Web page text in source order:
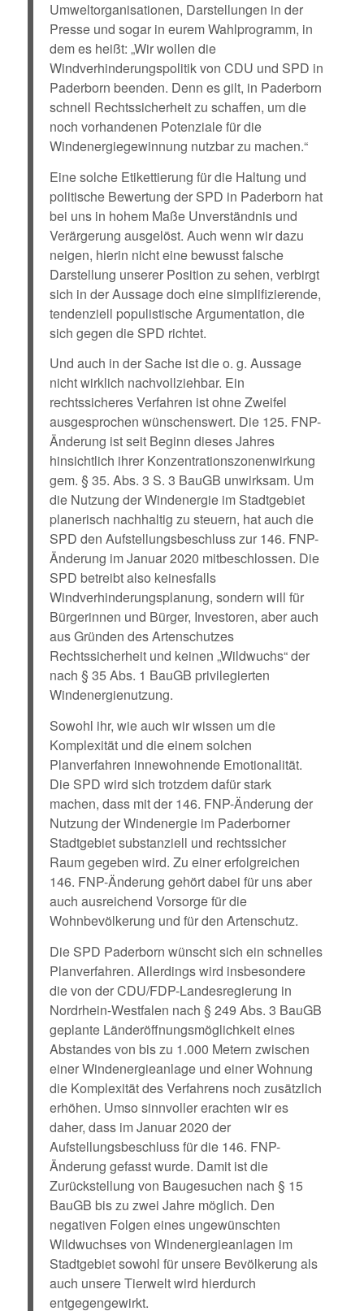
Umweltorganisationen, Darstellungen in der
Presse und sogar in eurem Wahlprogramm, in
dem es heißt: „Wir wollen die
Windverhinderungspolitik von CDU und SPD in
Paderborn beenden. Denn es gilt, in Paderborn
schnell Rechtssicherheit zu schaffen, um die
noch vorhandenen Potenziale für die
Windenergiegewinnung nutzbar zu machen.“
Eine solche Etikettierung für die Haltung und
politische Bewertung der SPD in Paderborn hat
bei uns in hohem Maße Unverständnis und
Verärgerung ausgelöst. Auch wenn wir dazu
neigen, hierin nicht eine bewusst falsche
Darstellung unserer Position zu sehen, verbirgt
sich in der Aussage doch eine simplifizierende,
tendenziell populistische Argumentation, die
sich gegen die SPD richtet.
Und auch in der Sache ist die o. g. Aussage
nicht wirklich nachvollziehbar. Ein
rechtssicheres Verfahren ist ohne Zweifel
ausgesprochen wünschenswert. Die 125. FNP-
Änderung ist seit Beginn dieses Jahres
hinsichtlich ihrer Konzentrationszonenwirkung
gem. § 35. Abs. 3 S. 3 BauGB unwirksam. Um
die Nutzung der Windenergie im Stadtgebiet
planerisch nachhaltig zu steuern, hat auch die
SPD den Aufstellungsbeschluss zur 146. FNP-
Änderung im Januar 2020 mitbeschlossen. Die
SPD betreibt also keinesfalls
Windverhinderungsplanung, sondern will für
Bürgerinnen und Bürger, Investoren, aber auch
aus Gründen des Artenschutzes
Rechtssicherheit und keinen „Wildwuchs“ der
nach § 35 Abs. 1 BauGB privilegierten
Windenergienutzung.
Sowohl ihr, wie auch wir wissen um die
Komplexität und die einem solchen
Planverfahren innewohnende Emotionalität.
Die SPD wird sich trotzdem dafür stark
machen, dass mit der 146. FNP-Änderung der
Nutzung der Windenergie im Paderborner
Stadtgebiet substanziell und rechtssicher
Raum gegeben wird. Zu einer erfolgreichen
146. FNP-Änderung gehört dabei für uns aber
auch ausreichend Vorsorge für die
Wohnbevölkerung und für den Artenschutz.
Die SPD Paderborn wünscht sich ein schnelles
Planverfahren. Allerdings wird insbesondere
die von der CDU/FDP-Landesregierung in
Nordrhein-Westfalen nach § 249 Abs. 3 BauGB
geplante Länderöffnungsmöglichkeit eines
Abstandes von bis zu 1.000 Metern zwischen
einer Windenergieanlage und einer Wohnung
die Komplexität des Verfahrens noch zusätzlich
erhöhen. Umso sinnvoller erachten wir es
daher, dass im Januar 2020 der
Aufstellungsbeschluss für die 146. FNP-
Änderung gefasst wurde. Damit ist die
Zurückstellung von Baugesuchen nach § 15
BauGB bis zu zwei Jahre möglich. Den
negativen Folgen eines ungewünschten
Wildwuchses von Windenergieanlagen im
Stadtgebiet sowohl für unsere Bevölkerung als
auch unsere Tierwelt wird hierdurch
entgegengewirkt.